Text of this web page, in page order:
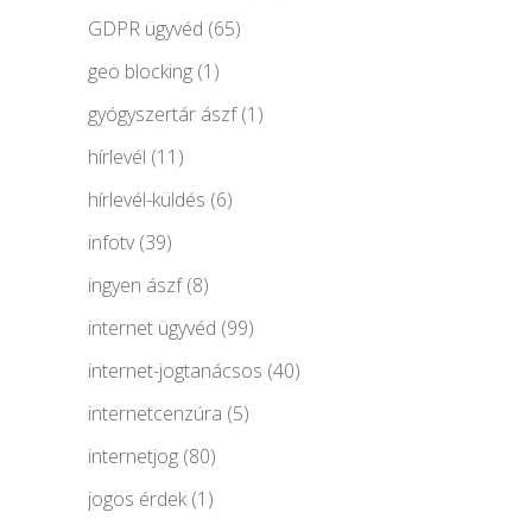
GDPR ügyvéd (65)
geo blocking (1)
gyógyszertár ászf(1)
hírlevél (11)
hírlevél-küldés (6)
infotv(39)
ingyen ászf(8)
internet ügyvéd (99)
internet-jogtanácsos (40)
internetcenzúra (5)
internetjog (80)
jogos érdek(1)